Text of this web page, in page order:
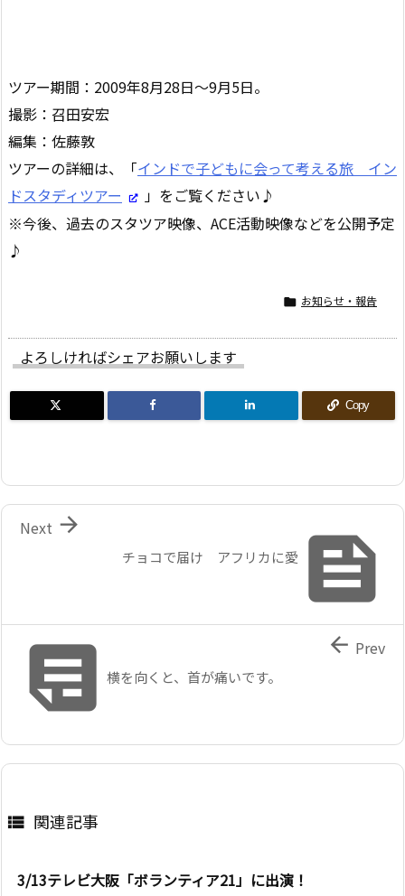
ツアー期間：2009年8月28日〜9月5日。
撮影：召田安宏
編集：佐藤敦
ツアーの詳細は、「インドで子どもに会って考える旅 イン
ドスタディツアー
」をご覧ください♪
※今後、過去のスタツア映像、ACE活動映像などを公開予定
♪
 お知らせ・報告
よろしければシェアお願いします
Copy

チョコで届け アフリカに愛

Next
横を向くと、首が痛いです。
 Prev
 関連記事
3/13テレビ大阪「ボランティア21」に出演！